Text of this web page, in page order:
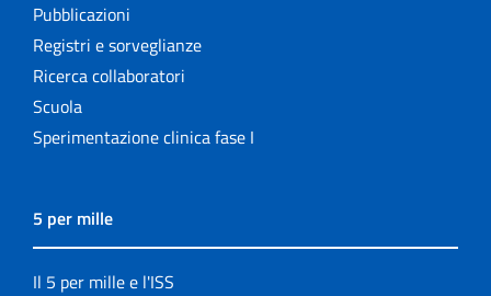
Pubblicazioni
Registri e sorveglianze
Ricerca collaboratori
Scuola
Sperimentazione clinica fase I
5 per mille
Il 5 per mille e l'ISS